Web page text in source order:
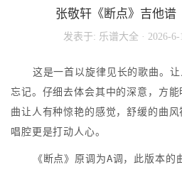
张敬轩《断点》吉他谱
发表于: 乐谱大全 · 2026-6-
这是一首以旋律见长的歌曲。
忘记。仔细去体会其中的深意，方
曲让人有种惊艳的感觉，舒缓的曲
唱腔更是打动人心。
《断点》原调为A调，此版本的